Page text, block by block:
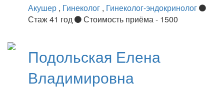
Акушер , Гинеколог , Гинеколог-эндокринолог
Стаж 41 год
Стоимость приёма - 1500
Подольская Елена
Владимировна